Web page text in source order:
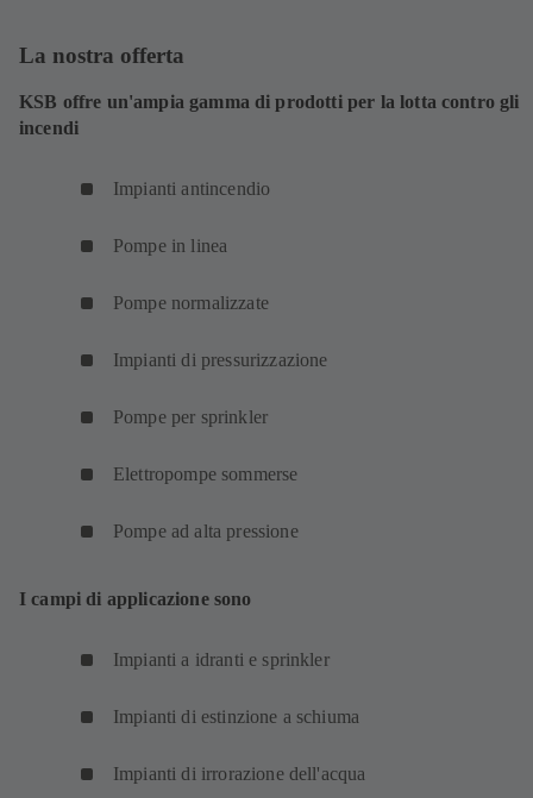
La nostra offerta
KSB offre un'ampia gamma di prodotti per la lotta contro gli
incendi
Impianti antincendio
Pompe in linea
Pompe normalizzate
Impianti di pressurizzazione
Pompe per sprinkler
Elettropompe sommerse
Pompe ad alta pressione
I campi di applicazione sono
Impianti a idranti e sprinkler
Impianti di estinzione a schiuma
Impianti di irrorazione dell'acqua